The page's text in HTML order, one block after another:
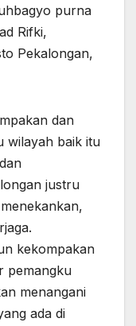
purna
Rifki,
Pekalongan,
dan
wilayah baik itu
justru
kekompakan
pemangku
menangani
ada di